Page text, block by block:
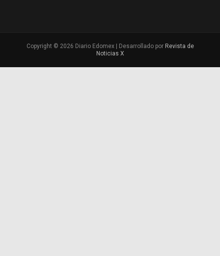
Copyright © 2026 Diario Edomex | Desarrollado por Revista de
Noticias X